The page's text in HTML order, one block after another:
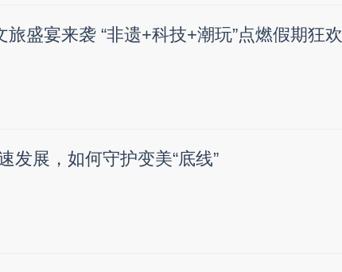
旅盛宴来袭 “非遗+科技+潮玩”点燃假期狂欢
发展，如何守护变美“底线”